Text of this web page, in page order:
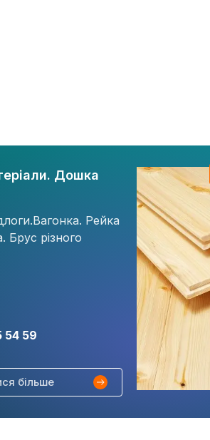
Дошка
Рейка
Брус різного
54 59
більше